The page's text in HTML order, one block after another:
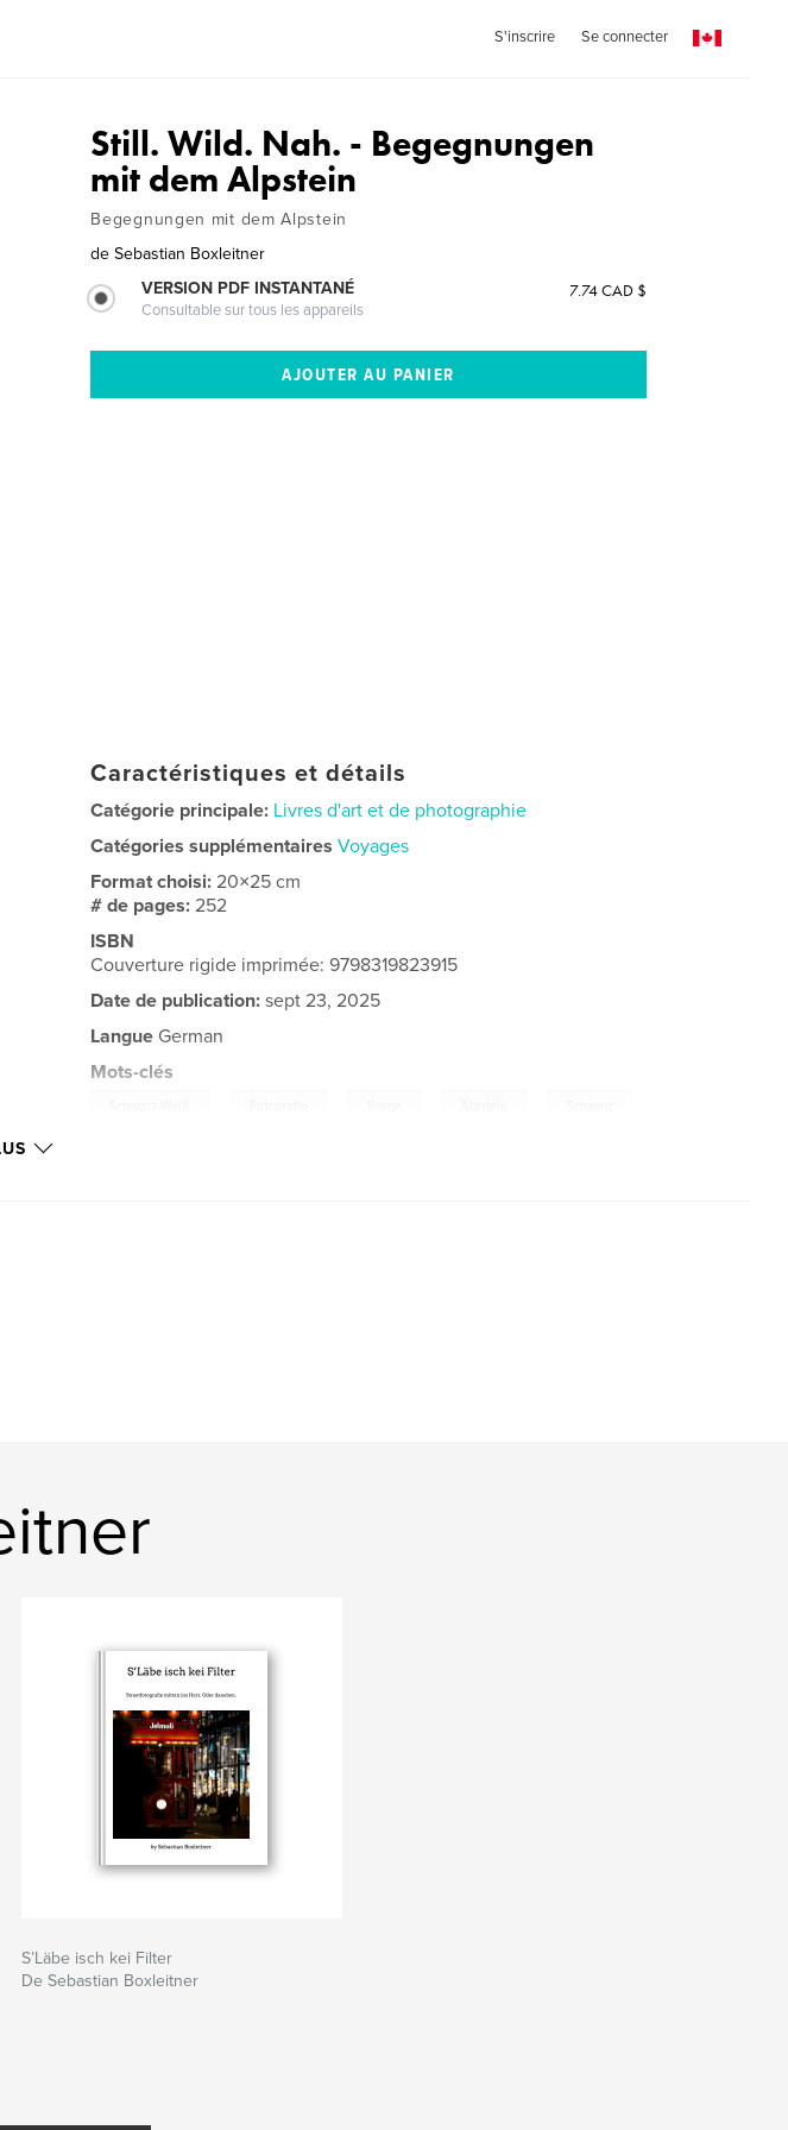
S'inscrire Se connecter
Still. Wild. Nah. - Begegnungen
mit dem Alpstein
Begegnungen mit dem Alpstein
de Sebastian Boxleitner
VERSION PDF INSTANTANÉ
Consultable sur tous les appareils
7.74 CAD $
Caractéristiques et détails
Catégorie principale: Livres d'art et de photographie
Catégories supplémentaires Voyages
Format choisi:20×25 cm
# de pages:252
ISBN
Couverture rigide imprimée: 9798319823915
Date de publication: sept 23, 2025
Langue German
Mots-clés
S’Läbe isch kei Filter
De Sebastian Boxleitner